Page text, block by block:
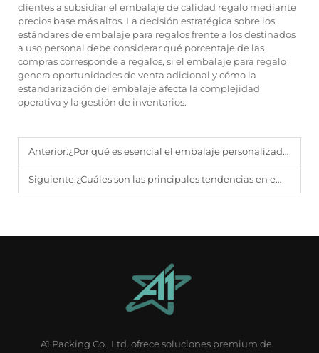
clientes a subsidiar el embalaje de calidad regalo mediante
precios base más altos. La decisión estratégica sobre los
estándares de embalaje para regalos frente a los destinados
a uso personal debe considerar qué porcentaje de las
compras corresponde a regalos, si el embalaje para regalo
genera oportunidades de venta adicional y cómo la
estandarización del embalaje afecta la complejidad
operativa y la gestión de inventarios.
Anterior:¿Por qué es esencial el embalaje personalizado para joyería para la prestigio de la marca?
Siguiente:¿Cuáles son las principales tendencias en embalaje para joyería entre las marcas de alta gama?
A1 Packing Co., Ltd. ofrece soluciones premium de